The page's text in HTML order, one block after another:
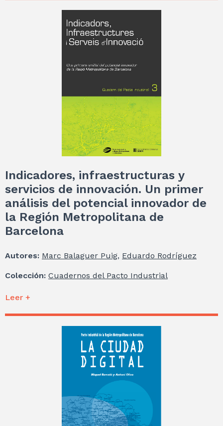
Indicadores, infraestructuras y
servicios de innovación. Un primer
análisis del potencial innovador de
la Región Metropolitana de
Barcelona
Autores: Marc Balaguer Puig, Eduardo Rodríguez
Colección: Cuadernos del Pacto Industrial
Leer +